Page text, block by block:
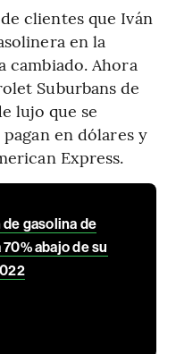
clientes que Iván
en la
cambiado. Ahora
Suburbans de
lujo que se
en dólares y
Express.
gasolina de
abajo de su